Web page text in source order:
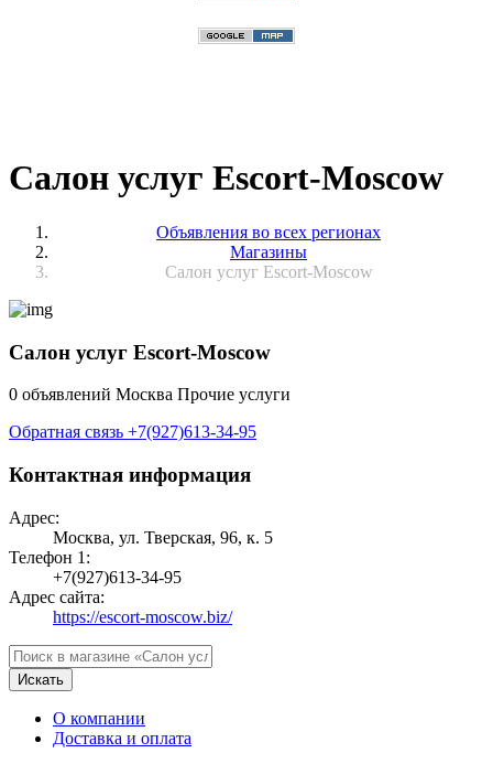
Салон услуг Escort-Moscow
Объявления во всех регионах
Магазины
Салон услуг Escort-Moscow
Салон услуг Escort-Moscow
0 объявлений Москва Прочие услуги
Обратная связь +7(927)613-34-95
Контактная информация
Адрес:
Москва, ул. Тверская, 96, к. 5
Телефон 1:
+7(927)613-34-95
Адрес сайта:
https://escort-moscow.biz/
Искать
О компании
Доставка и оплата